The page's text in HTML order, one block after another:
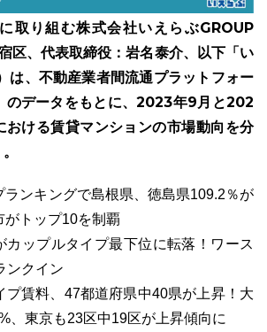
ー ホームページ制作実績
お役立ちブログ
サービス一覧 プラン
取り組む株式会社いえらぶGROUP
区、代表取締役：岩名泰介、以下「い
は、不動産業者間流通プラットフォー
のデータをもとに、2023年9月と202
ける賃貸マンションの市場動向を分
ランキングで島根県、徳島県109.2％が
がトップ10を制覇
カップルタイプ最下位に転落！ワース
ンクイン
プ賃料、47都道府県中40県が上昇！大
、東京も23区中19区が上昇傾向に